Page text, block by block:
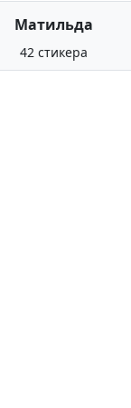
Матильда
42 стикера